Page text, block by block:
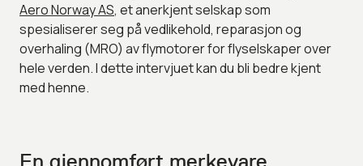
Aero Norway AS, et anerkjent selskap som
spesialiserer seg på vedlikehold, reparasjon og
overhaling (MRO) av flymotorer for flyselskaper over
hele verden. I dette intervjuet kan du bli bedre kjent
med henne.